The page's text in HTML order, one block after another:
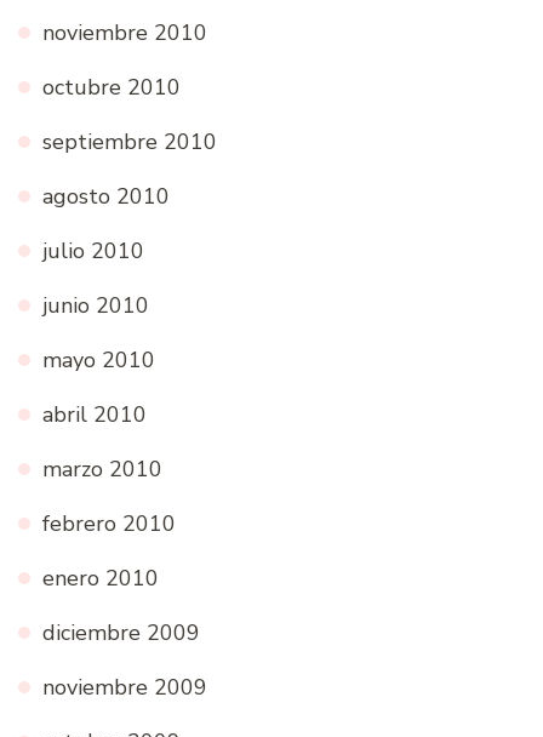
noviembre 2010
octubre 2010
septiembre 2010
agosto 2010
julio 2010
junio 2010
mayo 2010
abril 2010
marzo 2010
febrero 2010
enero 2010
diciembre 2009
noviembre 2009